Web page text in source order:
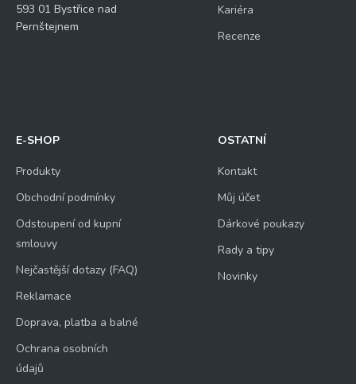
593 01 Bystřice nad
Pernštejnem
Kariéra
Recenze
E-SHOP
Produkty
Obchodní podmínky
Odstoupení od kupní
smlouvy
Nejčastější dotazy (FAQ)
Reklamace
Doprava, platba a balné
Ochrana osobních
údajů
OSTATNÍ
Kontakt
Můj účet
Dárkové poukazy
Rady a tipy
Novinky